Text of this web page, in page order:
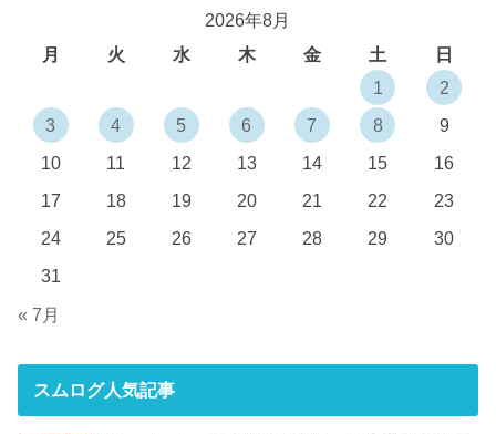
2026年8月
月
火 水 木 金 土
日
1
2
3
4 5 6 7 8
9
10
11 12 13 14 15
16
17
18 19 20 21 22
23
24
25 26 27 28 29
30
31
« 7月
スムログ人気記事